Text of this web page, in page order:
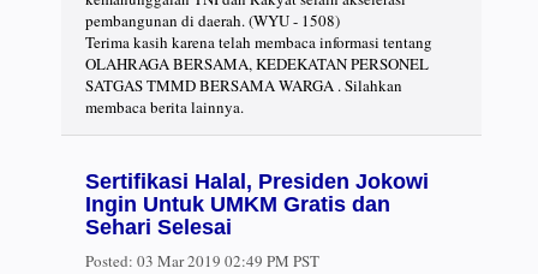
pembangunan di daerah. (WYU - 1508)
Terima kasih karena telah membaca informasi tentang
OLAHRAGA BERSAMA, KEDEKATAN PERSONEL
SATGAS TMMD BERSAMA WARGA . Silahkan
membaca berita lainnya.
Sertifikasi Halal, Presiden Jokowi
Ingin Untuk UMKM Gratis dan
Sehari Selesai
Posted: 03 Mar 2019 02:49 PM PST